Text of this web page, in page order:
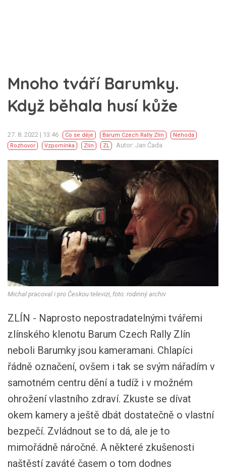
Mnoho tváří Barumky.
Když běhala husí kůže
27. 8. 2022 | 13:46 Co se děje Barum Czech Rally Zlín
Nehoda
Rozhovor
Vzpomínka Zlín ZL Autor: Jan Čada
Michal pracoval i pro Českou televizi, foto: rodinný archiv
ZLÍN - Naprosto nepostradatelnými tvářemi
zlínského klenotu Barum Czech Rally Zlín
neboli Barumky jsou kameramani. Chlapíci
řádně označení, ovšem i tak se svým nářadím v
samotném centru dění a tudíž i v možném
ohrožení vlastního zdraví. Zkuste se dívat
okem kamery a ještě dbát dostatečně o vlastní
bezpečí. Zvládnout se to dá, ale je to
mimořádně náročné. A některé zkušenosti
naštěstí zaváté časem o tom dodnes